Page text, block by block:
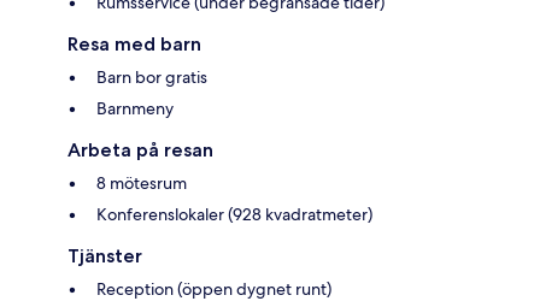
Resa med barn
Barn bor gratis
Barnmeny
Arbeta på resan
8 mötesrum
Konferenslokaler (928 kvadratmeter)
Tjänster
Reception (öppen dygnet runt)